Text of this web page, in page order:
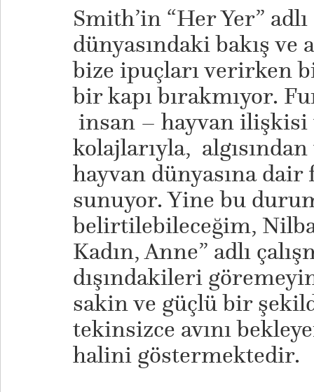
Smith’in “Her Yer”
dünyasındaki bakış
bize ipuçları verirken
bir kapı bırakmıyor.
insan – hayvan ilişkisi
kolajlarıyla,
hayvan dünyasına dair
sunuyor. Yine bu
belirtilebileceğim,
Kadın, Anne” adlı
dışındakileri
sakin ve güçlü bir
tekinsizce avını
halini göstermektedir.